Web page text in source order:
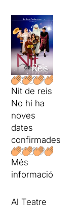
Nit de reis
No hi ha
noves
dates
confirmades
Més
informació
Al Teatre